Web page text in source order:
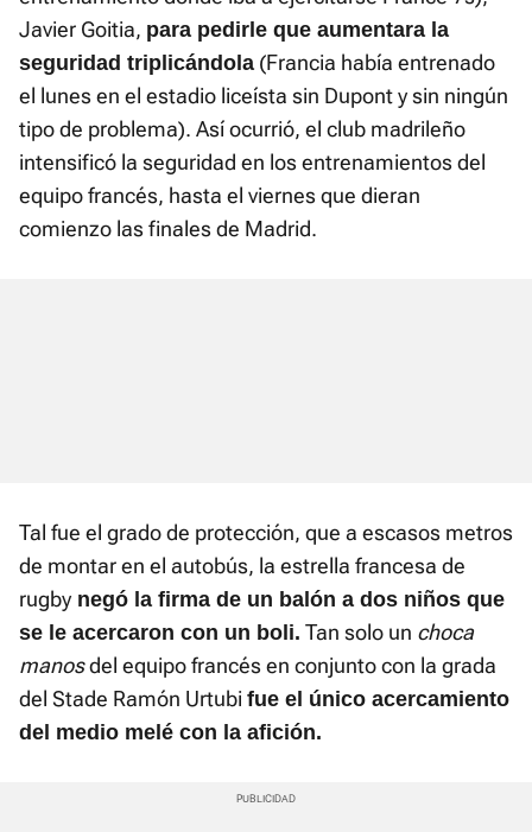
Javier Goitia, para pedirle que aumentara la
seguridad triplicándola (Francia había entrenado
el lunes en el estadio liceísta sin Dupont y sin ningún
tipo de problema). Así ocurrió, el club madrileño
intensificó la seguridad en los entrenamientos del
equipo francés, hasta el viernes que dieran
comienzo las finales de Madrid.
Tal fue el grado de protección, que a escasos metros
de montar en el autobús, la estrella francesa de
rugby negó la firma de un balón a dos niños que
se le acercaron con un boli. Tan solo un choca
manosdel equipo francés en conjunto con la grada
del Stade Ramón Urtubi fue el único acercamiento
del medio melé con la afición.